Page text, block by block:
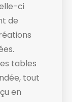
ci
de
tables
tout
en